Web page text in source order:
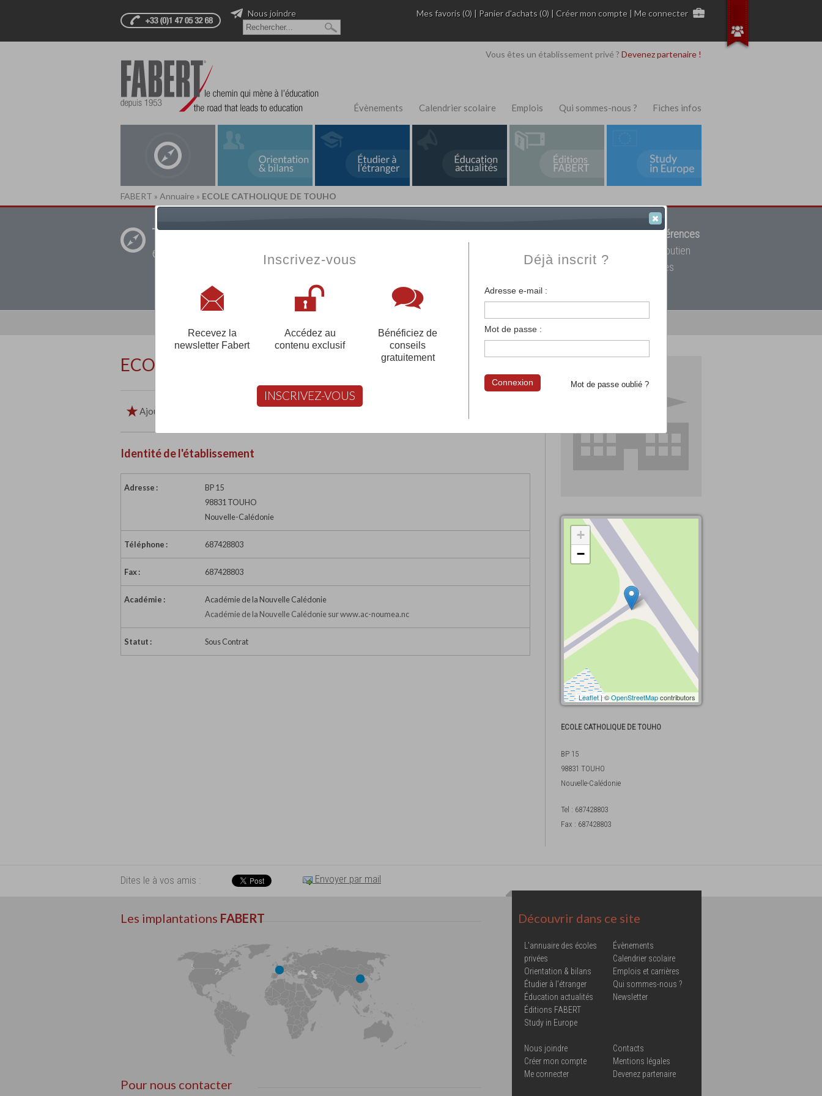
Mes favoris (0) | Panier d'achats (0) |Créer mon compte |Me connecter
Nous joindre
Vous êtes un établissement privé ? Devenez partenaire !
Évènements Calendrier scolaire Emplois Qui sommes-nous ? Fiches infos
FABERT » Annuaire » ECOLE CATHOLIQUE DE TOUHO
Trouver un
établissement privé
L'Annuaire de rechercheFabert.comvous permet de trouver parmi12908 références
votre établissement privé, du primaire au supérieur, mais aussi des cours de soutien
scolaire et des cours à distance. Ce moteur regroupe toutes les écoles privées
françaises et tous les établissements français à l'étranger.
ECOLE CATHOLIQUE DE TOUHO
Ajouter aux favoris
Identité de l'établissement
Adresse :
BP 15
98831 TOUHO
Nouvelle-Calédonie
Téléphone : 687428803
Fax : 687428803
Académie :
Académie de la Nouvelle Calédonie
Académie de la Nouvelle Calédonie sur www.ac-noumea.nc
Statut : Sous Contrat
+
−
Leaflet| ©OpenStreetMapcontributors
ECOLE CATHOLIQUE DE TOUHO
BP 15
98831 TOUHO
Nouvelle-Calédonie
Tel : 687428803
Fax : 687428803
Dites le à vos amis : Envoyer par mail
Les implantations FABERT
Pour nous contacter
Découvrir dans ce site
L'annuaire des écoles
privées
Orientation & bilans
Étudier à l'étranger
Éducation actualités
Éditions FABERT
Study in Europe
Évènements
Calendrier scolaire
Emplois et carrières
Qui sommes-nous ?
Newsletter
Nous joindre
Créer mon compte
Me connecter
Contacts
Mentions légales
Devenez partenaire
Inscrivez-vous
Recevez la
newsletter Fabert
Accédez au
contenu exclusif
Bénéficiez de
conseils
gratuitement
INSCRIVEZ-VOUS
Déjà inscrit ?
Adresse e-mail :
Mot de passe :
Mot de passe oublié ?
Connexion